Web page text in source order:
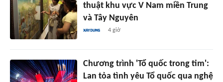
thuật khu vực V Nam miền Trung
và Tây Nguyên
4 giờ
Chương trình 'Tổ quốc trong tim':
Lan tỏa tình yêu Tổ quốc qua nghệ